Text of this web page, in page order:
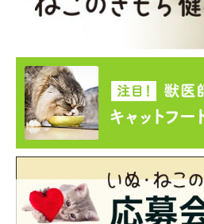
また、小さいころは一度に多くを食
あります。ミ
だと1～2時間おき、離乳食になって
く食事を与えるようにしましょう。
手なので、食事の前後でお尻を刺激
げることも大切です」
猫を迎え入れるためにしっかり準備
を保護することになった人まで、さ
ね。猫を自分から迎え入れるにせよ